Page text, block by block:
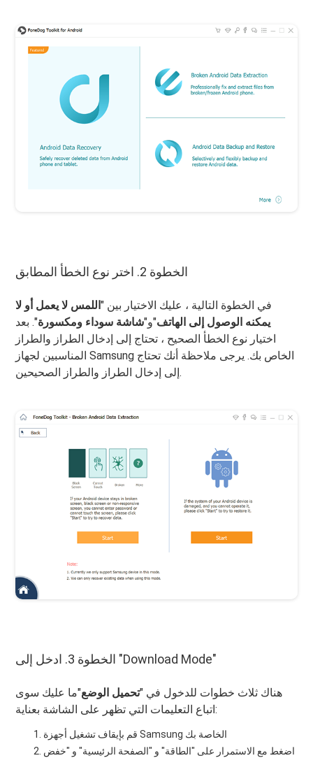
الخطوة 2. اختر نوع الخطأ المطابق
في الخطوة التالية ، عليك الاختيار بين "اللمس لا يعمل أو لا
يمكنه الوصول إلى الهاتف"و"شاشة سوداء ومكسورة". بعد
اختيار نوع الخطأ الصحيح ، تحتاج إلى إدخال الطراز والطراز
المناسبين لجهاز Samsung الخاص بك. يرجى ملاحظة أنك تحتاج
إلى إدخال الطراز والطراز الصحيحين.
الخطوة 3. ادخل إلى "Download Mode"
هناك ثلاث خطوات للدخول في "تحميل الوضع"ما عليك سوى
اتباع التعليمات التي تظهر على الشاشة بعناية:
قم بإيقاف تشغيل أجهزة Samsung الخاصة بك
اضغط مع الاستمرار على "الطاقة" و "الصفحة الرئيسية" و "خفض